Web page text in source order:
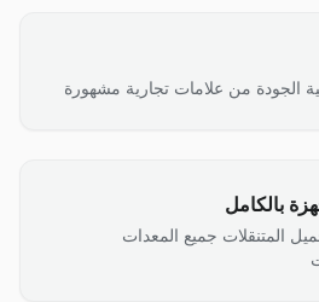
الجودة من علامات تجارية مشهورة
بالكامل
المتنقلات جميع المعدات